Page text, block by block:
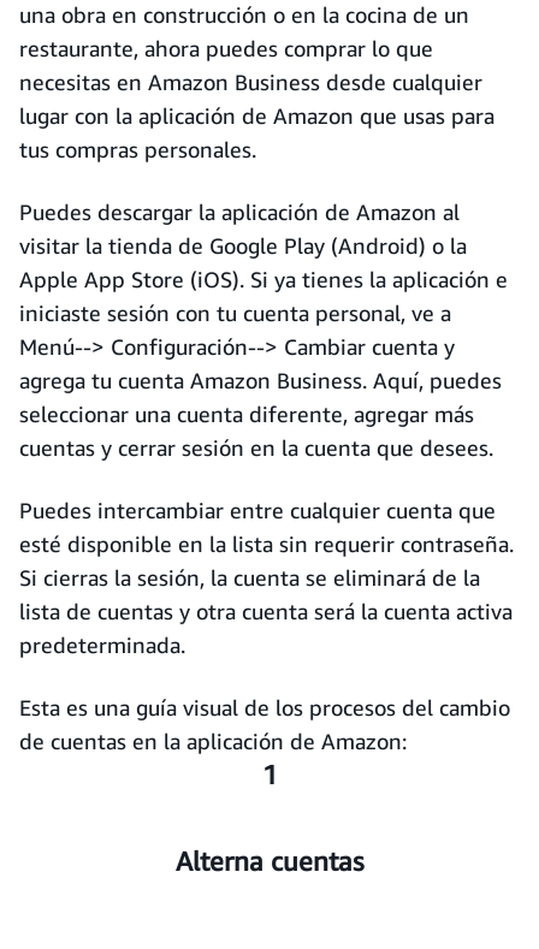
una obra en construcción o en la cocina de un
restaurante, ahora puedes comprar lo que
necesitas en Amazon Business desde cualquier
lugar con la aplicación de Amazon que usas para
tus compras personales.
Puedes descargar la aplicación de Amazon al
visitar la tienda de Google Play (Android) o la
Apple App Store (iOS). Si ya tienes la aplicación e
iniciaste sesión con tu cuenta personal, ve a
Menú--> Configuración--> Cambiar cuenta y
agrega tu cuenta Amazon Business. Aquí, puedes
seleccionar una cuenta diferente, agregar más
cuentas y cerrar sesión en la cuenta que desees.
Puedes intercambiar entre cualquier cuenta que
esté disponible en la lista sin requerir contraseña.
Si cierras la sesión, la cuenta se eliminará de la
lista de cuentas y otra cuenta será la cuenta activa
predeterminada.
Esta es una guía visual de los procesos del cambio
de cuentas en la aplicación de Amazon:
1
Alterna cuentas